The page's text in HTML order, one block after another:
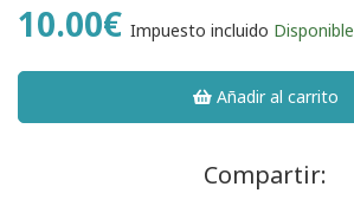
10.00€ Impuesto incluido Disponible
Añadir al carrito
Compartir: